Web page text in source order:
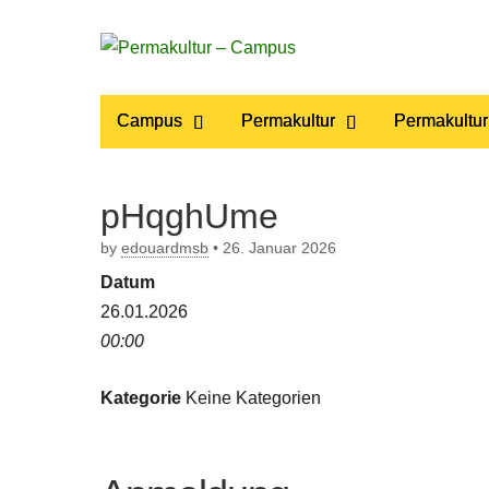
Permakultur
– Campus
Main
menu
Campus Permakultur
pHqghUme
by edouardmsb • 26. Januar 2026
Datum
26.01.2026
00:00
Kategorie Keine Kategorien